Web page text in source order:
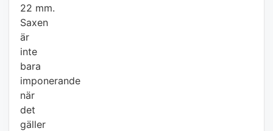
22 mm.
Saxen
är
inte
bara
imponerande
när
det
gäller